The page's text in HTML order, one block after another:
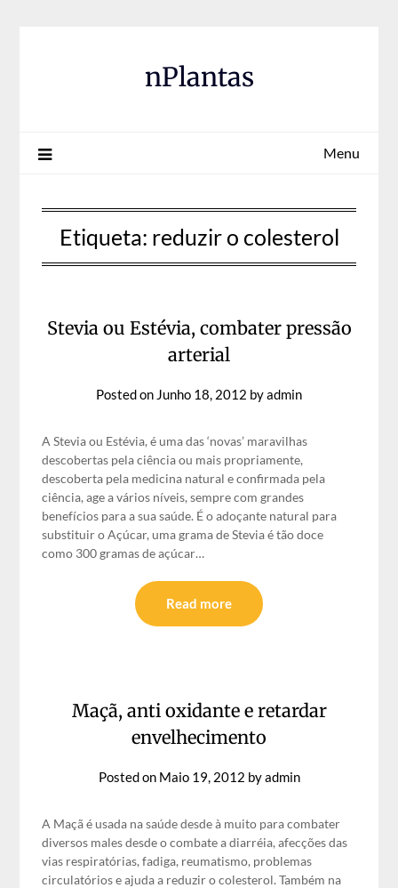
nPlantas
Menu
Etiqueta: reduzir o colesterol
Stevia ou Estévia, combater pressão
arterial
Posted on Junho 18, 2012 byadmin
A Stevia ou Estévia, é uma das ‘novas’ maravilhas
descobertas pela ciência ou mais propriamente,
descoberta pela medicina natural e confirmada pela
ciência, age a vários níveis, sempre com grandes
benefícios para a sua saúde. É o adoçante natural para
substituir o Açúcar, uma grama de Stevia é tão doce
como 300 gramas de açúcar…
Read more
Maçã, anti oxidante e retardar
envelhecimento
Posted on Maio 19, 2012 byadmin
A Maçã é usada na saúde desde à muito para combater
diversos males desde o combate a diarréia, afecções das
vias respiratórias, fadiga, reumatismo, problemas
circulatórios e ajuda a reduzir o colesterol. Também na